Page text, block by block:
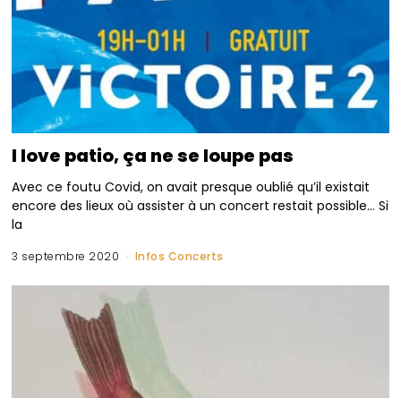
I love patio, ça ne se loupe pas
Avec ce foutu Covid, on avait presque oublié qu’il existait
encore des lieux où assister à un concert restait possible… Si
la
3 septembre 2020 Infos Concerts